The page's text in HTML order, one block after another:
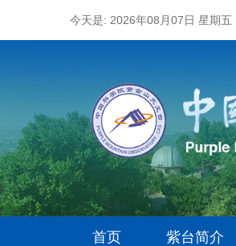
今天是: 2026年08月07日 星期
首页 紫台简介